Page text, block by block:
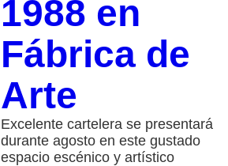
1988 en
Fábrica de
Arte
Excelente cartelera se presentará
durante agosto en este gustado
espacio escénico y artístico